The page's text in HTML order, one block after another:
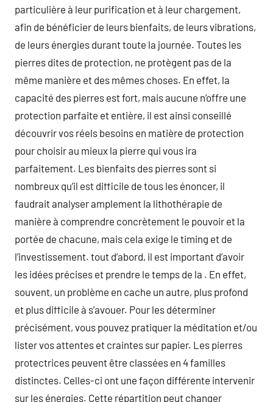
particulière à leur purification et à leur chargement,
afin de bénéficier de leurs bienfaits, de leurs vibrations,
de leurs énergies durant toute la journée. Toutes les
pierres dites de protection, ne protègent pas de la
même manière et des mêmes choses. En effet, la
capacité des pierres est fort, mais aucune n’offre une
protection parfaite et entière, il est ainsi conseillé
découvrir vos réels besoins en matière de protection
pour choisir au mieux la pierre qui vous ira
parfaitement. Les bienfaits des pierres sont si
nombreux qu’il est difficile de tous les énoncer, il
faudrait analyser amplement la lithothérapie de
manière à comprendre concrètement le pouvoir et la
portée de chacune, mais cela exige le timing et de
l’investissement. tout d’abord, il est important d’avoir
les idées précises et prendre le temps de la . En effet,
souvent, un problème en cache un autre, plus profond
et plus difficile à s’avouer. Pour les déterminer
précisément, vous pouvez pratiquer la méditation et/ou
lister vos attentes et craintes sur papier. Les pierres
protectrices peuvent être classées en 4 familles
distinctes. Celles-ci ont une façon différente intervenir
sur les énergies. Cette répartition peut changer